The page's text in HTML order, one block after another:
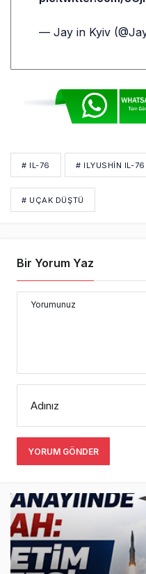
— Jay in Kyiv
# IL-76 # ILYUSHIN IL-76
# UÇAK DÜŞTÜ
Bir Yorum Yaz
Yorumunuz
Adınız
YORUM GÖNDER